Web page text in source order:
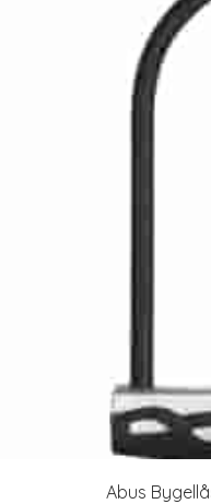
Abus